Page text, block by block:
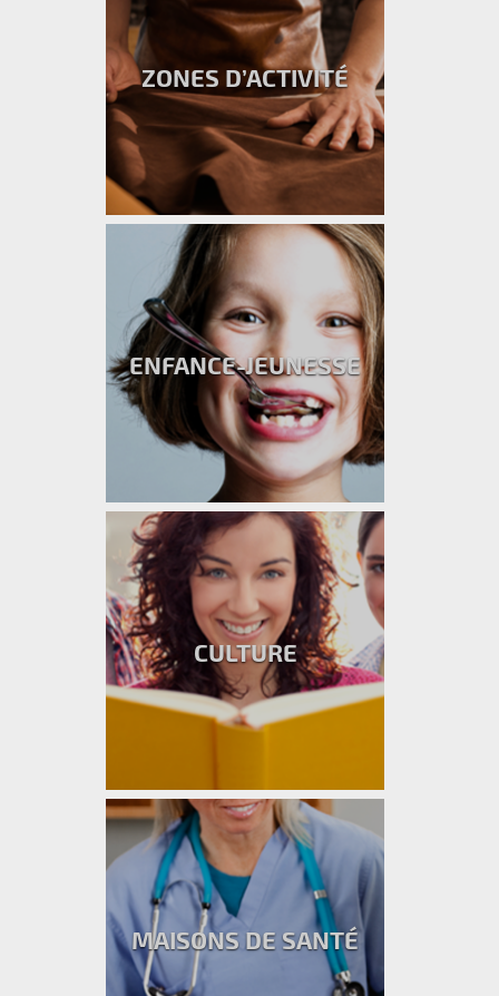
ZONES D’ACTIVITÉ
ENFANCE-JEUNESSE
CULTURE
MAISONS DE SANTÉ